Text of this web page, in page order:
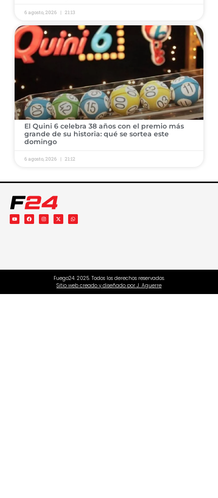
6 agosto, 2026 21:13
El Quini 6 celebra 38 años con el premio más
grande de su historia: qué se sortea este
domingo
6 agosto, 2026 21:12
Fuego24. 2025. Todos los derechos reservados.
Sitio web creado y diseñado por J. Aguerre